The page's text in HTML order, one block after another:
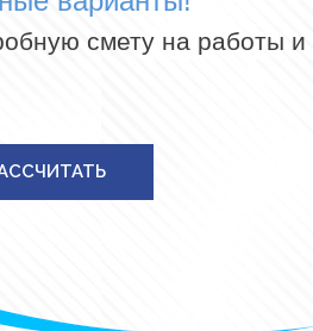
смету на работы и